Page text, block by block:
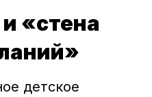
«стена
детское